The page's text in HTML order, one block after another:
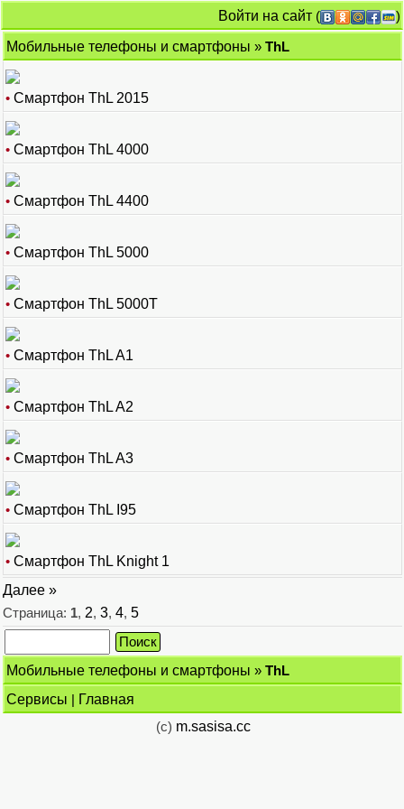
Войти на сайт (
)
Мобильные телефоны и смартфоны » ThL
• Смартфон ThL 2015
• Смартфон ThL 4000
• Смартфон ThL 4400
• Смартфон ThL 5000
• Смартфон ThL 5000T
• Смартфон ThL A1
• Смартфон ThL A2
• Смартфон ThL A3
• Смартфон ThL I95
• Смартфон ThL Knight 1
Далее »
Страница: 1, 2, 3, 4, 5
Мобильные телефоны и смартфоны » ThL
Сервисы | Главная
(c) m.sasisa.cc